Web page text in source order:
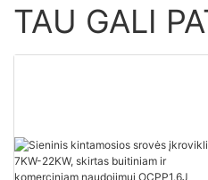
TAU GALI